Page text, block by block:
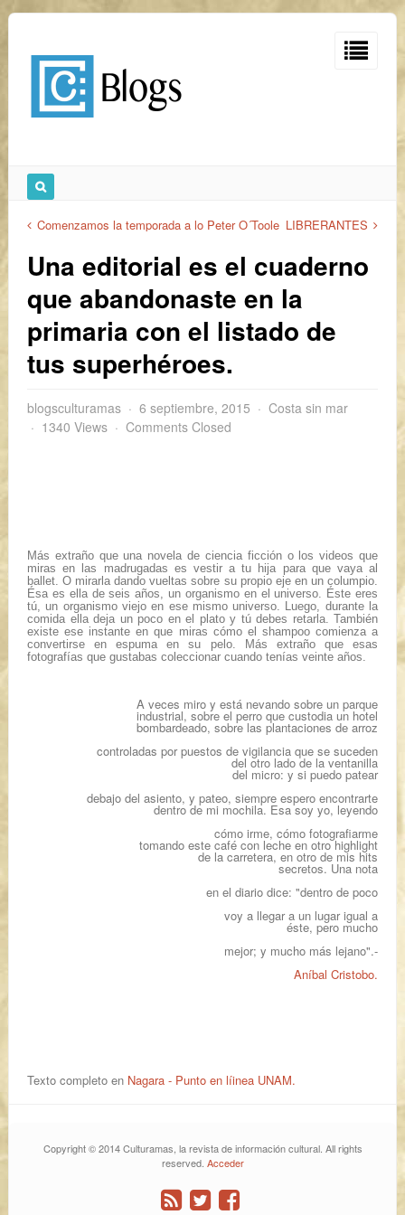
Comenzamos la temporada a lo Peter O´Toole LIBRERANTES
Una editorial es el cuaderno
que abandonaste en la
primaria con el listado de
tus superhéroes.
blogsculturamas 6 septiembre, 2015
Costa sin mar
1340 Views
Comments Closed
Más extraño que una novela de ciencia ficción o los videos que
miras en las madrugadas es vestir a tu hija para que vaya al
ballet. O mirarla dando vueltas sobre su propio eje en un columpio.
Ésa es ella de seis años, un organismo en el universo. Éste eres
tú, un organismo viejo en ese mismo universo. Luego, durante la
comida ella deja un poco en el plato y tú debes retarla. También
existe ese instante en que miras cómo el shampoo comienza a
convertirse en espuma en su pelo. Más extraño que esas
fotografías que gustabas coleccionar cuando tenías veinte años.
A veces miro y está nevando sobre un parque
industrial, sobre el perro que custodia un hotel
bombardeado, sobre las plantaciones de arroz
controladas por puestos de vigilancia que se suceden
del otro lado de la ventanilla
del micro: y si puedo patear
debajo del asiento, y pateo, siempre espero encontrarte
dentro de mi mochila. Esa soy yo, leyendo
cómo irme, cómo fotografiarme
tomando este café con leche en otro highlight
de la carretera, en otro de mis hits
secretos. Una nota
en el diario dice: "dentro de poco
voy a llegar a un lugar igual a
éste, pero mucho
mejor; y mucho más lejano".-
Aníbal Cristobo.
Texto completo en Nagara - Punto en líinea UNAM.
Copyright © 2014 Culturamas, la revista de información cultural. All rights
reserved. Acceder